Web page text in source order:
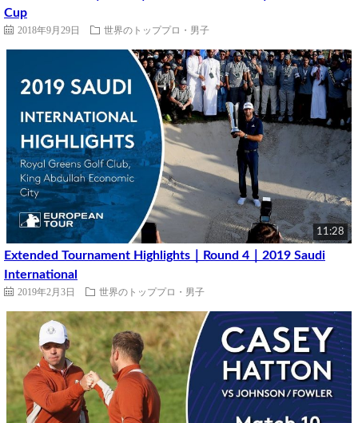
Cup
2018年9月29日 世界のトッププロ・男子
11:28
Extended Tournament Highlights｜Round 4｜2019 Saudi
International
2019年2月3日 世界のトッププロ・男子